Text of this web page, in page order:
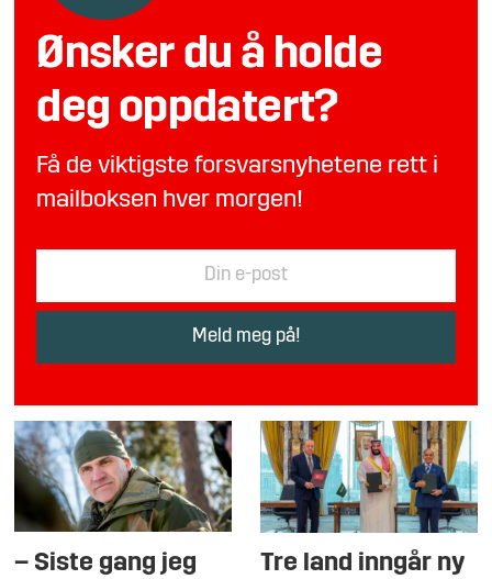
Ønsker du å holde
deg oppdatert?
Få de viktigste forsvarsnyhetene rett i
mailboksen hver morgen!
– Siste gang jeg
Tre land inngår ny